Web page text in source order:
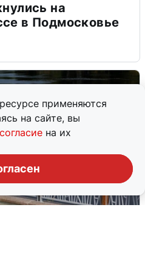
применяются
на сайте, вы
согласие на их
на
в Подмосковье